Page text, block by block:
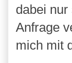
dabei
Anfrage
mich mit